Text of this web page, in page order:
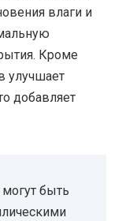
влаги и
Кроме
улучшает
добавляет
быть